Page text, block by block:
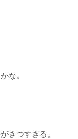
な。
きつすぎる。